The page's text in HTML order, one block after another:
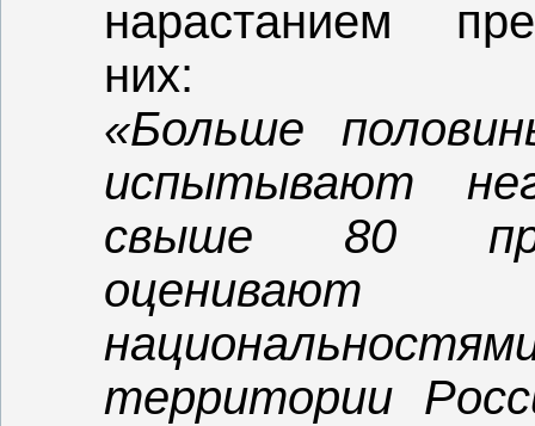
нарастанием
них:
«Больше
испытывают
свыше 80
оценивают
территории